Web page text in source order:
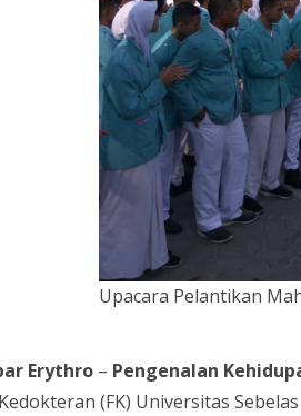
Upacara Pelantikan
Erythro – Pengenalan
(FK) Universitas